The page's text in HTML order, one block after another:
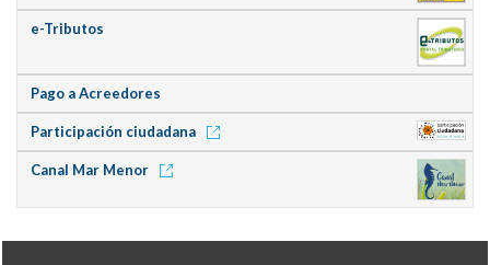
e-Tributos
Pago a Acreedores
Participación ciudadana
Canal Mar Menor